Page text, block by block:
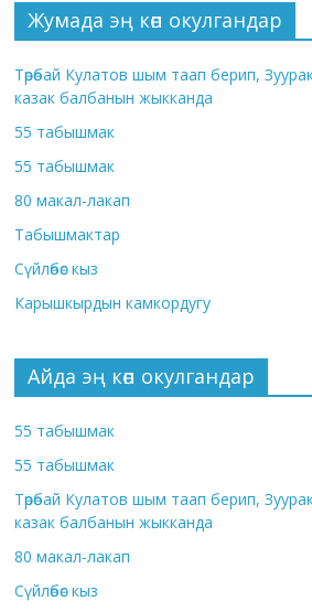
Жумада эң көп окулгандар
Төрөбай Кулатов шым таап берип,
казак балбанын жыкканда
55 табышмак
55 табышмак
80 макал-лакап
Табышмактар
Сүйлөбөс кыз
Карышкырдын камкордугу
Айда эң көп окулгандар
55 табышмак
55 табышмак
Төрөбай Кулатов шым таап берип,
казак балбанын жыкканда
80 макал-лакап
Сүйлөбөс кыз